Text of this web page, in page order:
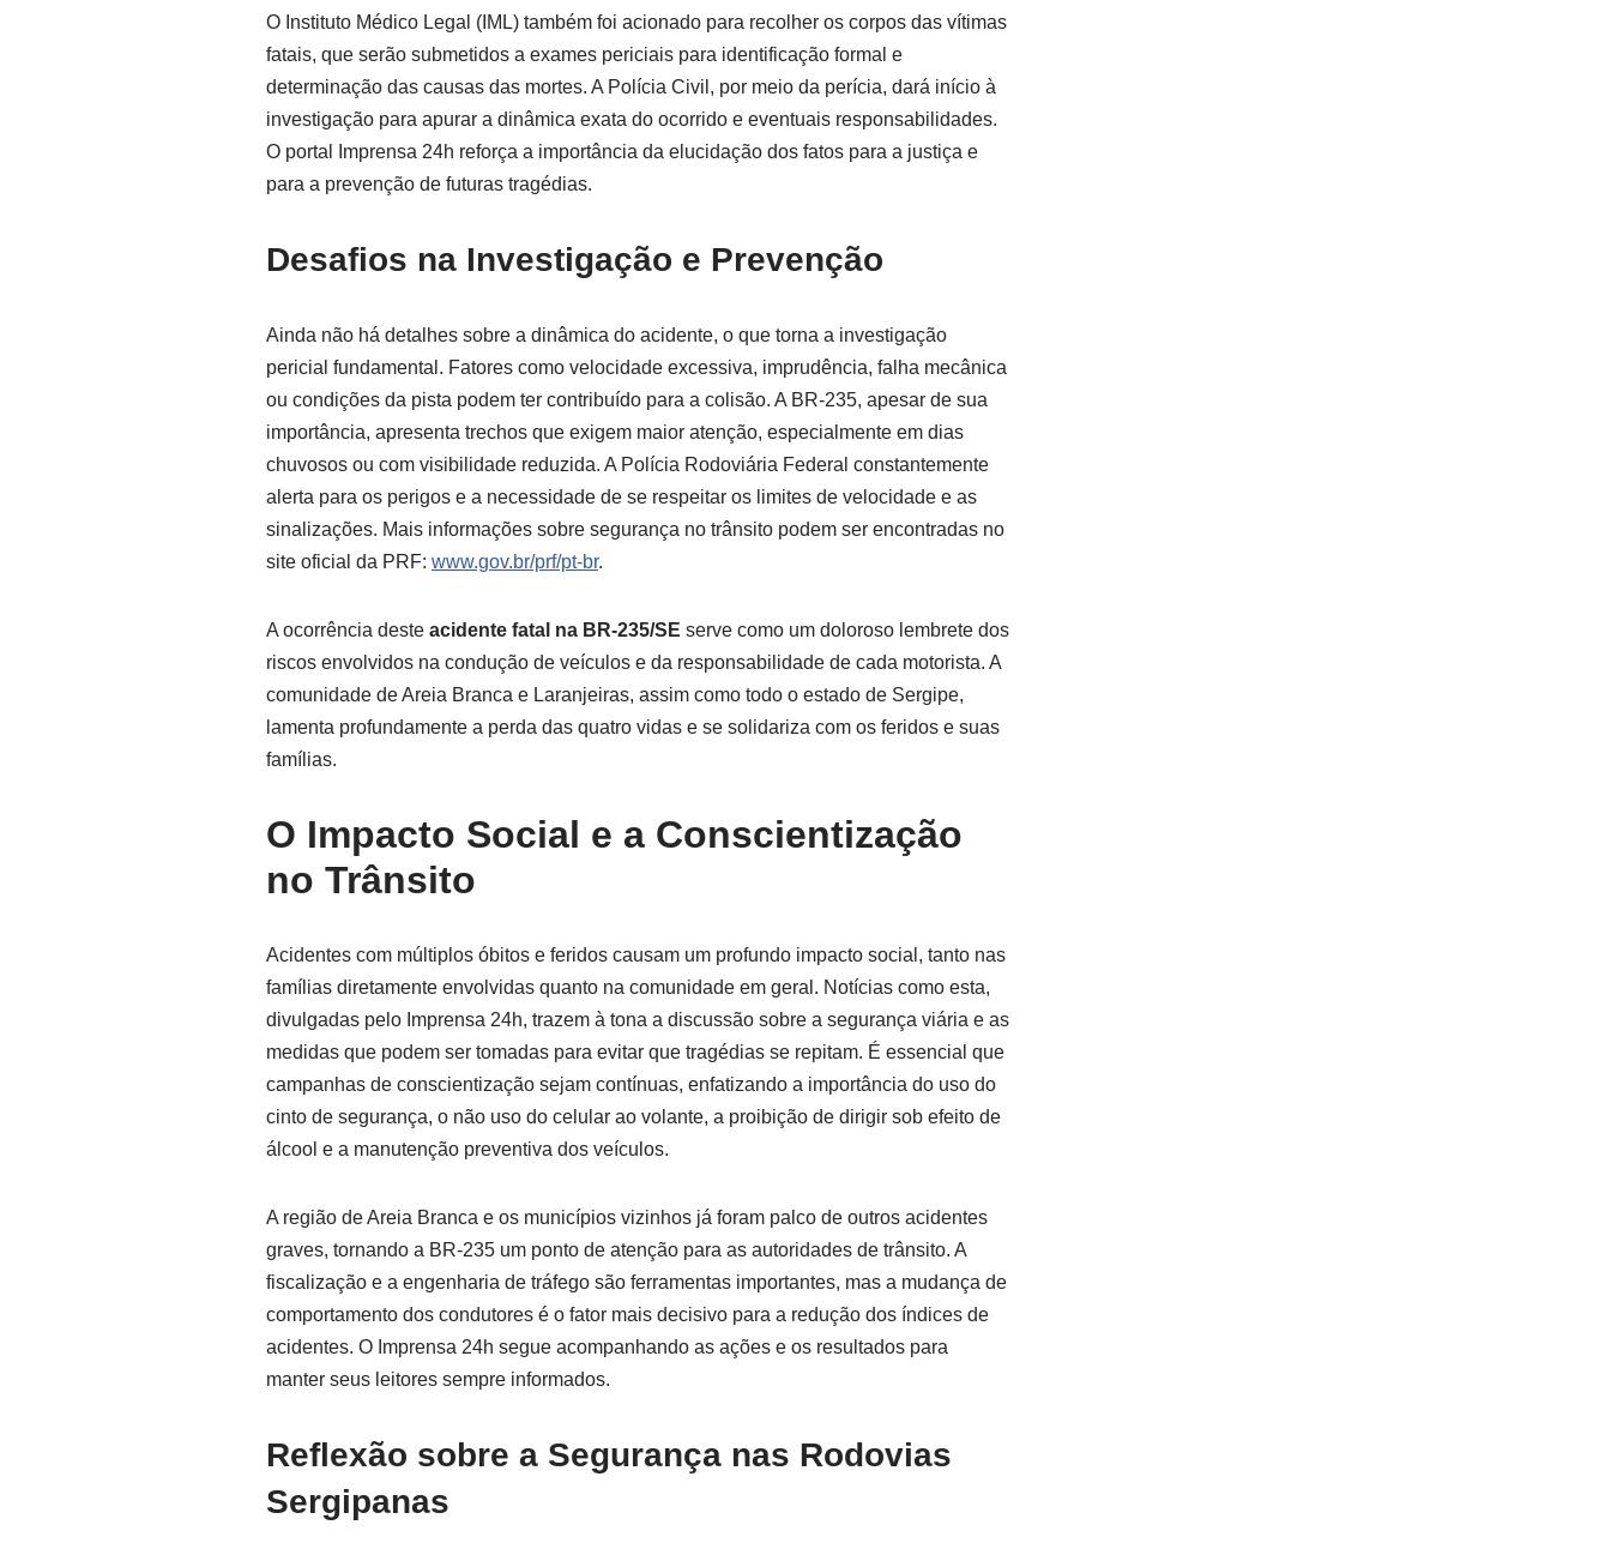
O Instituto Médico Legal (IML) também foi acionado para recolher os corpos das vítimas
fatais, que serão submetidos a exames periciais para identificação formal e
determinação das causas das mortes. A Polícia Civil, por meio da perícia, dará início à
investigação para apurar a dinâmica exata do ocorrido e eventuais responsabilidades.
O portal Imprensa 24h reforça a importância da elucidação dos fatos para a justiça e
para a prevenção de futuras tragédias.
Desafios na Investigação e Prevenção
Ainda não há detalhes sobre a dinâmica do acidente, o que torna a investigação
pericial fundamental. Fatores como velocidade excessiva, imprudência, falha mecânica
ou condições da pista podem ter contribuído para a colisão. A BR-235, apesar de sua
importância, apresenta trechos que exigem maior atenção, especialmente em dias
chuvosos ou com visibilidade reduzida. A Polícia Rodoviária Federal constantemente
alerta para os perigos e a necessidade de se respeitar os limites de velocidade e as
sinalizações. Mais informações sobre segurança no trânsito podem ser encontradas no
site oficial da PRF: www.gov.br/prf/pt-br.
A ocorrência deste acidente fatal na BR-235/SE serve como um doloroso lembrete dos
riscos envolvidos na condução de veículos e da responsabilidade de cada motorista. A
comunidade de Areia Branca e Laranjeiras, assim como todo o estado de Sergipe,
lamenta profundamente a perda das quatro vidas e se solidariza com os feridos e suas
famílias.
O Impacto Social e a Conscientização
no Trânsito
Acidentes com múltiplos óbitos e feridos causam um profundo impacto social, tanto nas
famílias diretamente envolvidas quanto na comunidade em geral. Notícias como esta,
divulgadas pelo Imprensa 24h, trazem à tona a discussão sobre a segurança viária e as
medidas que podem ser tomadas para evitar que tragédias se repitam. É essencial que
campanhas de conscientização sejam contínuas, enfatizando a importância do uso do
cinto de segurança, o não uso do celular ao volante, a proibição de dirigir sob efeito de
álcool e a manutenção preventiva dos veículos.
A região de Areia Branca e os municípios vizinhos já foram palco de outros acidentes
graves, tornando a BR-235 um ponto de atenção para as autoridades de trânsito. A
fiscalização e a engenharia de tráfego são ferramentas importantes, mas a mudança de
comportamento dos condutores é o fator mais decisivo para a redução dos índices de
acidentes. O Imprensa 24h segue acompanhando as ações e os resultados para
manter seus leitores sempre informados.
Reflexão sobre a Segurança nas Rodovias
Sergipanas